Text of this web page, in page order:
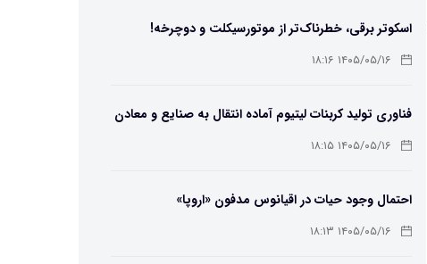
اسکوتر برقی، خطرناک‌تر از موتورسیکلت و دوچرخه!
۱۴۰۵/۰۵/۱۶ ۱۸:۱۶
فناوری تولید کربنات لیتیوم آماده انتقال به صنایع و معادن
است۱۴۰۵/۰۵/۱۶ ۱۸:۱۵
احتمال وجود حیات در اقیانوس مدفون «اروپا»
۱۴۰۵/۰۵/۱۶ ۱۸:۱۳